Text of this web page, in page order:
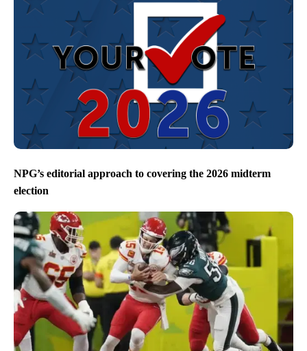
NPG’s editorial approach to covering the 2026 midterm
election